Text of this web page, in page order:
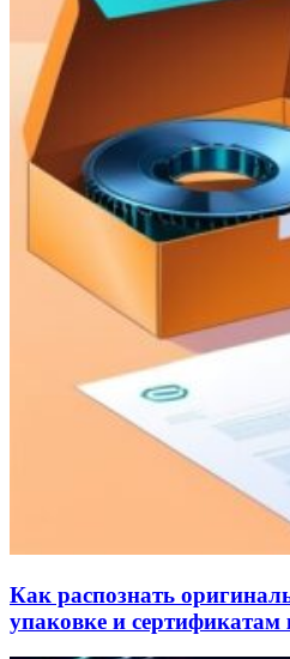
Как распознать
упаковке и сертификатам